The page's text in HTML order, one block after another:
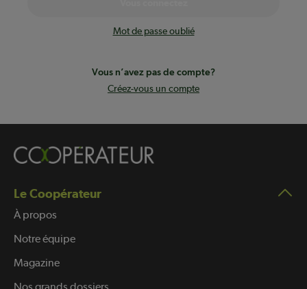
Mot de passe oublié
Vous n’avez pas de compte?
Créez-vous un compte
Le Coopérateur
À propos
Notre équipe
Magazine
Nos grands dossiers